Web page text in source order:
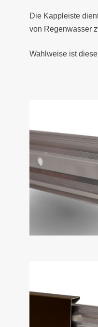
Die Kappleiste
von Regenwasser
Wahlweise ist